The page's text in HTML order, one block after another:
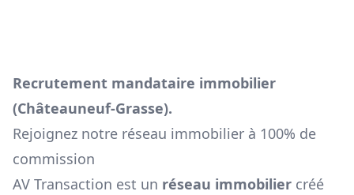
Recrutement mandataire immobilier
(Châteauneuf-Grasse).
Rejoignez notre réseau immobilier à 100% de
commission
AV Transaction est un réseau immobilier créé